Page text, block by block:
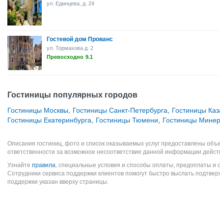
ул. Единцева, д. 24
Гостевой дом Прованс
ул. Тормахова д. 2
Превосходно 9.1
Гостиницы популярных городов
Гостиницы Москвы Гостиницы Санкт-Петербурга
Гостиницы
Гостиницы Екатеринбурга
Гостиницы Тюмени Гостиницы
Описания гостиниц, фото и список оказываемых услуг предоставлены
ответственности за возможное несоответствие данной информации
Узнайте правила, специальные условия и способы оплаты, предоплаты и
Сотрудники сервиса поддержки клиентов помогут быстро выслать
поддержки указан вверху страницы.